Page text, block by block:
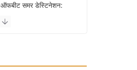
ऑफबीट समर डेस्टिनेशन:
जगहें – भीड़ से दूर छुट्टियां